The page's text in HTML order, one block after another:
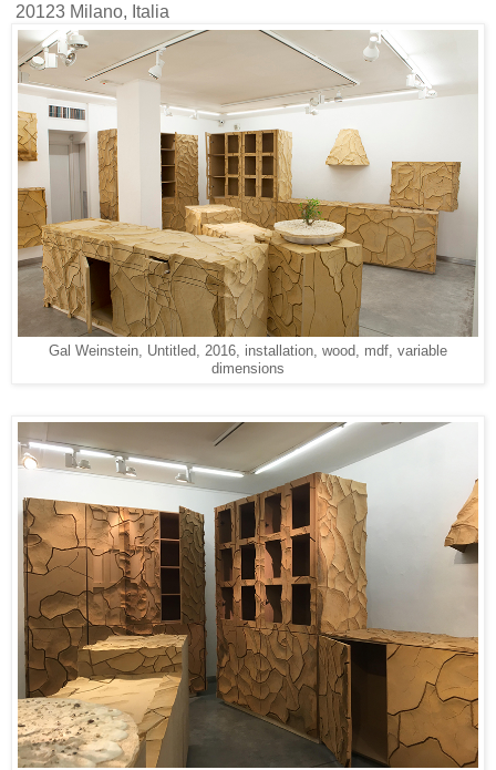
20123 Milano, Italia
Gal Weinstein, Untitled, 2016, installation, wood, mdf, variable
dimensions